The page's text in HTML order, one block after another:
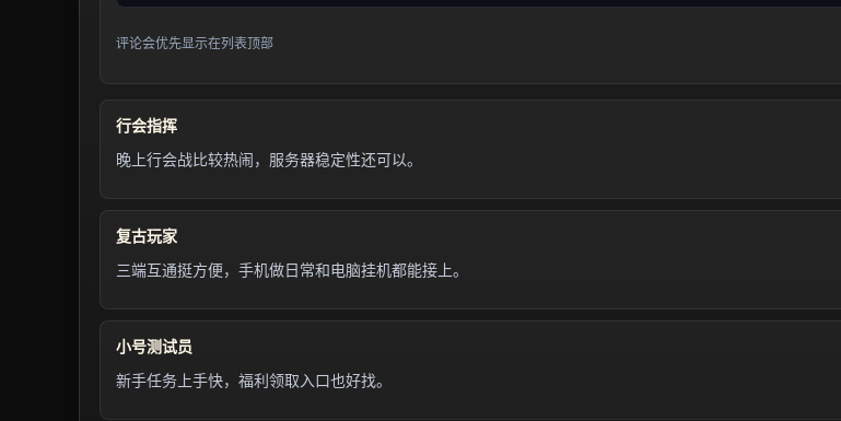
评论会优先显示在列表顶部
行会指挥
晚上行会战比较热闹，服务器稳定性还可以。
复古玩家
三端互通挺方便，手机做日常和电脑挂机都能接上。
小号测试员
新手任务上手快，福利领取入口也好找。